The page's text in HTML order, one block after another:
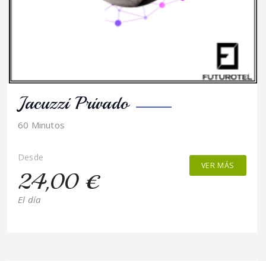
Jacuzzi Privado
60 Minutos
Desde
24,00 €
El día
VER MÁS